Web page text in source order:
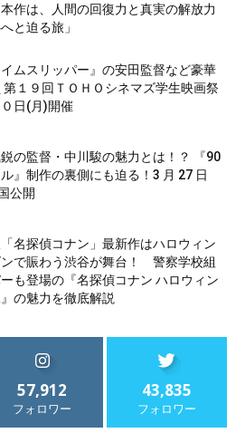
本作は、人間の回復力と真実の解放力
と迫る旅」
イムスリッパー』の安田監督など豪華
第１９回ＴＯＨＯシネマズ学生映画祭
日(月)開催
の監督・中川駿の魅力とは！？ 『90
ル』制作の裏側にも迫る！3 月 27 日
公開
名探偵コナン」最新作はハロウィン
で賑わう渋谷が舞台！ 警察学校組
ーも登場の『名探偵コナン ハロウィン
の魅力を徹底解説
57,912
フォロワー
43,835
フォロワー